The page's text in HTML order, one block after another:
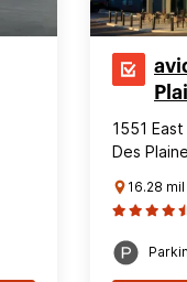
1551
Des
16.28